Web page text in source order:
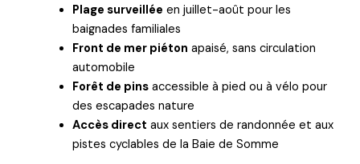
Plage surveillée en juillet-août pour les
baignades familiales
Front de mer piéton apaisé, sans circulation
automobile
Forêt de pins accessible à pied ou à vélo pour
des escapades nature
Accès direct aux sentiers de randonnée et aux
pistes cyclables de la Baie de Somme